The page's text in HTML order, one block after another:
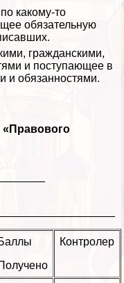
какому-то
обязательную
гражданскими,
и поступающее в
и обязанностями.
Контролер